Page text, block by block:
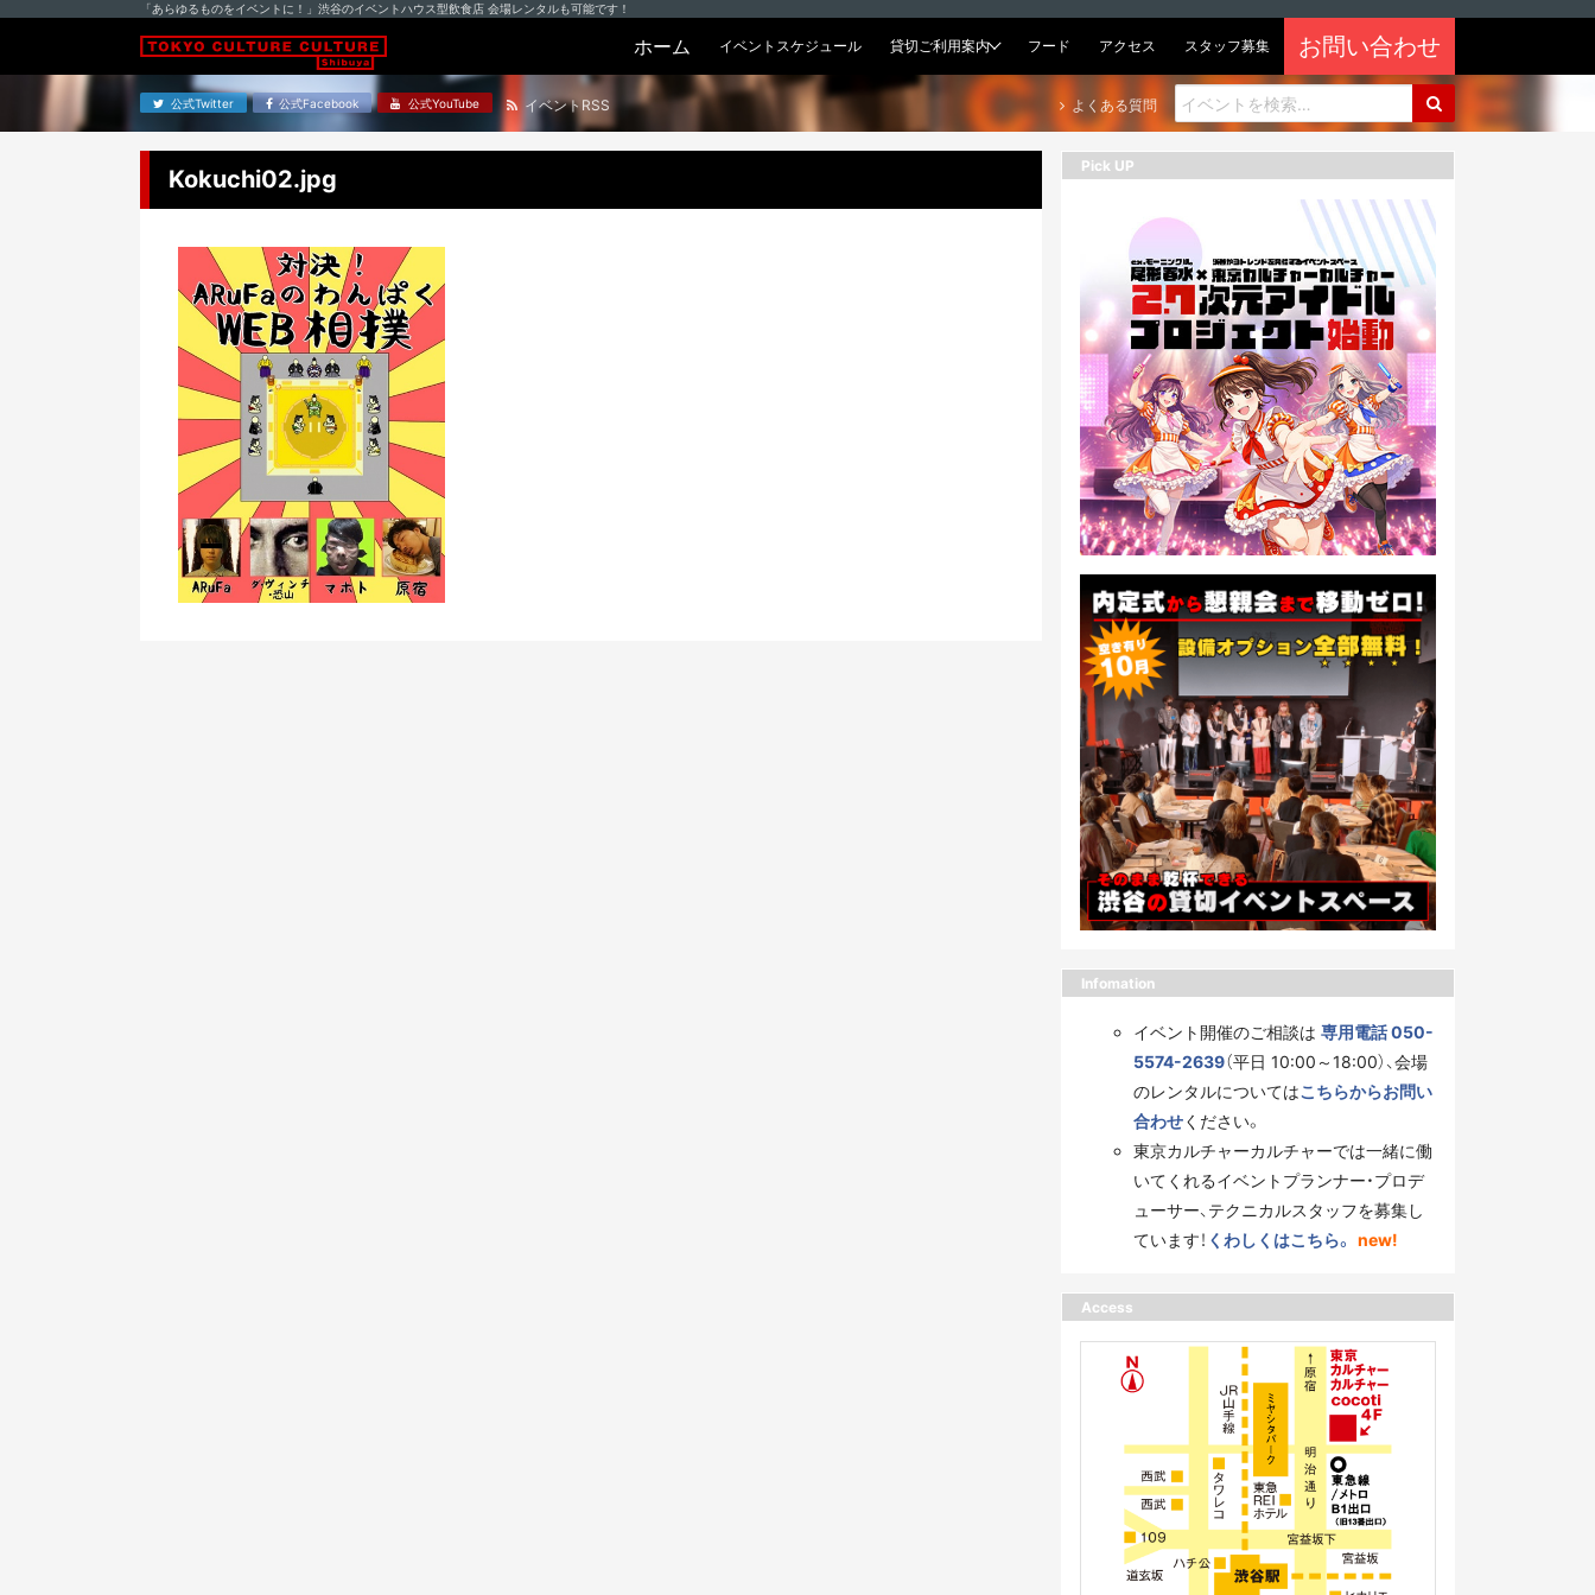
「あらゆるものをイベントに！」渋谷のイベントハウス型飲食店 会場レンタルも可能です！
ホーム イベントスケジュール 貸切ご利用案内 フード アクセス スタッフ募集 お問い合わせ
公式Twitter 公式Facebook 公式YouTube イベントRSS よくある質問
Kokuchi02.jpg Pick UP
Infomation
イベント開催のご相談は 専用電話 050-
5574-2639（平日 10:00～18:00）、会場
のレンタルについてはこちらからお問い
合わせください。
東京カルチャーカルチャーでは一緒に働
いてくれるイベントプランナー・プロデ
ューサー、テクニカルスタッフを募集し
ています！ くわしくはこちら。 new!
Access